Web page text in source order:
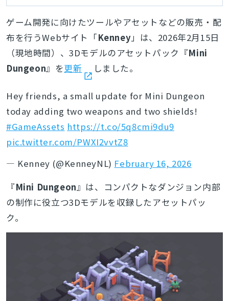
ゲーム開発に向けたツールやアセットなどの販売・配
布を行うWebサイト「Kenney」は、2026年2月15日
（現地時間）、3Dモデルのアセットパック『Mini
Dungeon』を更新 しました。
Hey friends, a small update for Mini Dungeon
today adding two weapons and two shields!
#GameAssets https://t.co/5q8cmi9du9
pic.twitter.com/PWXI2vvtZ8
— Kenney (@KenneyNL) February 16, 2026
『Mini Dungeon』は、コンパクトなダンジョン内部
の制作に役立つ3Dモデルを収録したアセットパッ
ク。